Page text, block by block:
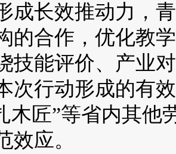
长效推动力，青
的合作，优化教
技能评价、产业
次行动形成的有
木匠”等省内其
效应。